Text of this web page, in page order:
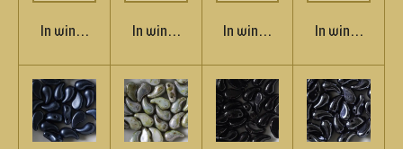
In winkelwagenIn winkelwagenIn winkelwagenIn